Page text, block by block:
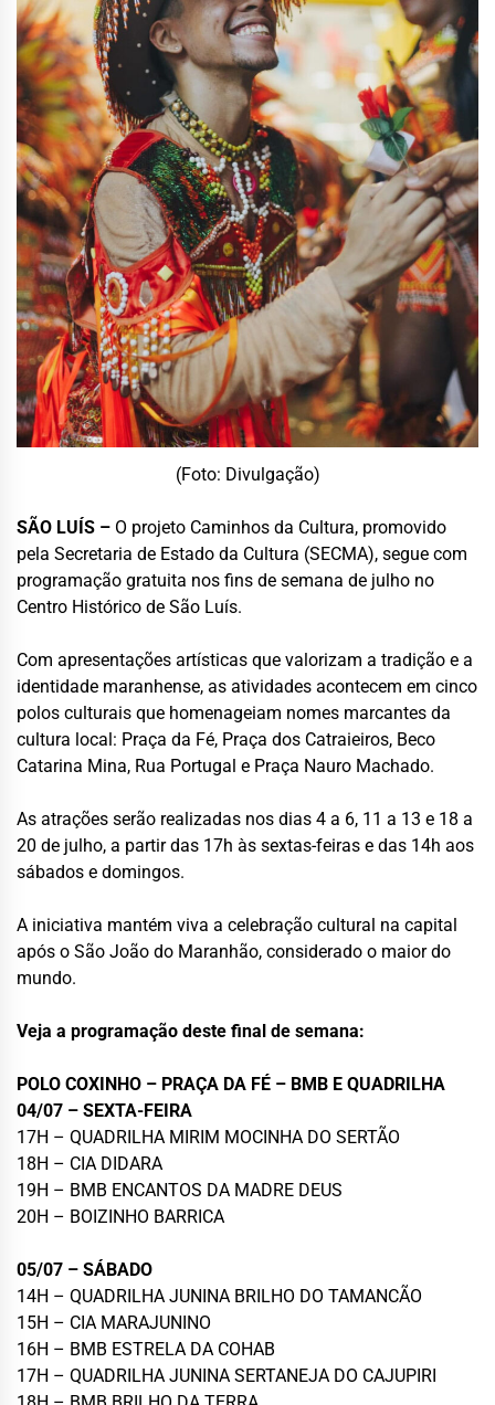
(Foto: Divulgação)
SÃO LUÍS – O projeto Caminhos da Cultura, promovido
pela Secretaria de Estado da Cultura (SECMA), segue com
programação gratuita nos fins de semana de julho no
Centro Histórico de São Luís.
Com apresentações artísticas que valorizam a tradição e a
identidade maranhense, as atividades acontecem em cinco
polos culturais que homenageiam nomes marcantes da
cultura local: Praça da Fé, Praça dos Catraieiros, Beco
Catarina Mina, Rua Portugal e Praça Nauro Machado.
As atrações serão realizadas nos dias 4 a 6, 11 a 13 e 18 a
20 de julho, a partir das 17h às sextas-feiras e das 14h aos
sábados e domingos.
A iniciativa mantém viva a celebração cultural na capital
após o São João do Maranhão, considerado o maior do
mundo.
Veja a programação deste final de semana:
POLO COXINHO – PRAÇA DA FÉ – BMB E QUADRILHA
04/07 – SEXTA-FEIRA
17H – QUADRILHA MIRIM MOCINHA DO SERTÃO
18H – CIA DIDARA
19H – BMB ENCANTOS DA MADRE DEUS
20H – BOIZINHO BARRICA
05/07 – SÁBADO
14H – QUADRILHA JUNINA BRILHO DO TAMANCÃO
15H – CIA MARAJUNINO
16H – BMB ESTRELA DA COHAB
17H – QUADRILHA JUNINA SERTANEJA DO CAJUPIRI